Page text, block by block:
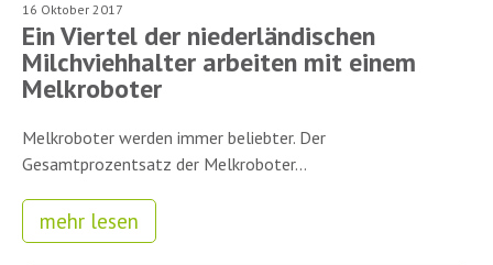
16 Oktober 2017
Ein Viertel der niederländischen
Milchviehhalter arbeiten mit einem
Melkroboter
Melkroboter werden immer beliebter. Der
Gesamtprozentsatz der Melkroboter...
mehr lesen